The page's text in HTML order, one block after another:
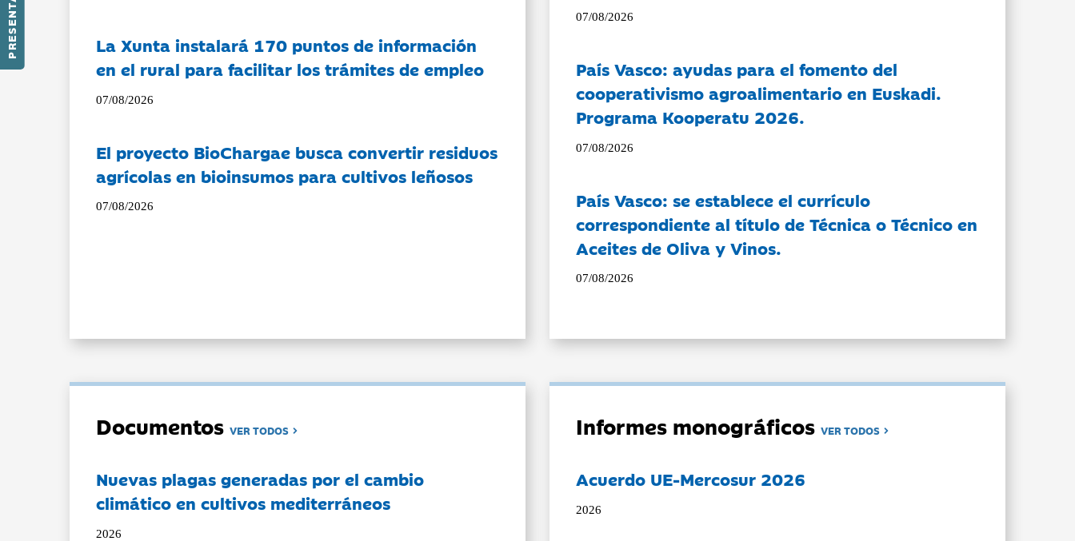
La Xunta instalará 170 puntos de información
en el rural para facilitar los trámites de empleo
07/08/2026
El proyecto BioChargae busca convertir residuos
agrícolas en bioinsumos para cultivos leñosos
07/08/2026
07/08/2026
País Vasco: ayudas para el fomento del
cooperativismo agroalimentario en Euskadi.
Programa Kooperatu 2026.
07/08/2026
País Vasco: se establece el currículo
correspondiente al título de Técnica o Técnico en
Aceites de Oliva y Vinos.
07/08/2026
DocumentosVER TODOS
Nuevas plagas generadas por el cambio
climático en cultivos mediterráneos
2026
Informes monográficosVER TODOS
Acuerdo UE-Mercosur 2026
2026